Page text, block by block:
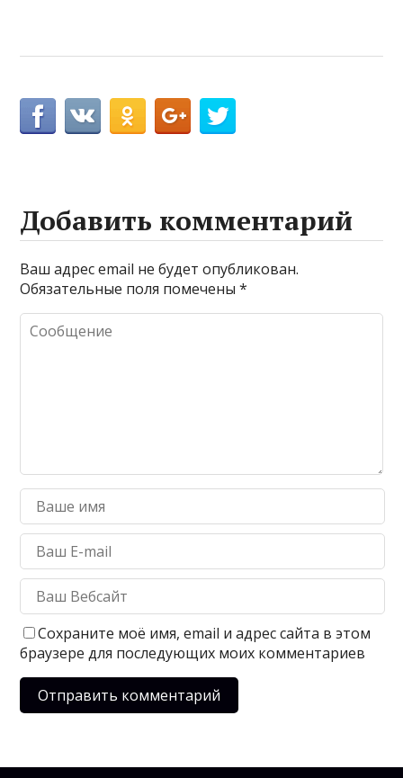
Добавить комментарий
Ваш адрес email не будет опубликован.
Обязательные поля помечены*
Сохраните моё имя, email и адрес сайта в этом
браузере для последующих моих комментариев